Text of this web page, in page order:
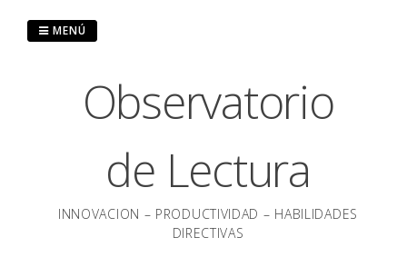
Observatorio
de Lectura
INNOVACION – PRODUCTIVIDAD – HABILIDADES
DIRECTIVAS
MENÚ